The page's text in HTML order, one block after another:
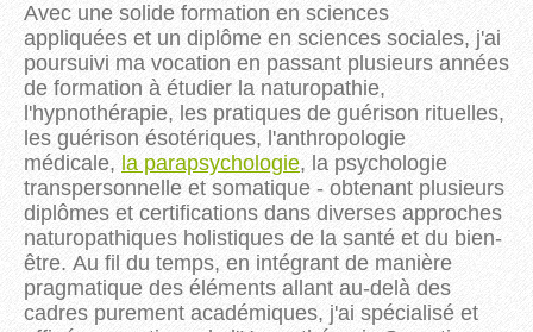
Avec une solide formation en sciences
appliquées et un diplôme en sciences sociales, j'ai
poursuivi ma vocation en passant plusieurs années
de formation à étudier la naturopathie,
l'hypnothérapie, les pratiques de guérison rituelles,
les guérison ésotériques, l'anthropologie
médicale, la parapsychologie, la psychologie
transpersonnelle et somatique - obtenant plusieurs
diplômes et certifications dans diverses approches
naturopathiques holistiques de la santé et du bien-
être. Au fil du temps, en intégrant de manière
pragmatique des éléments allant au-delà des
cadres purement académiques, j'ai spécialisé et